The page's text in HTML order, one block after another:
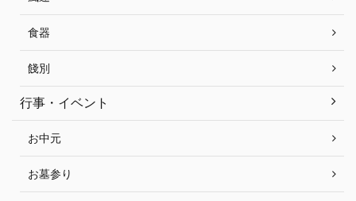
食器
餞別
行事・イベント
お中元
お墓参り